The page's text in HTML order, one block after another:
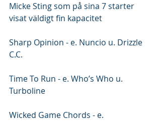
Micke Sting som på sina 7 starter
visat väldigt fin kapacitet
Sharp Opinion - e. Nuncio u. Drizzle
C.C.
Time To Run - e. Who’s Who u.
Turboline
Wicked Game Chords - e.